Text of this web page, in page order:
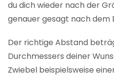
du dich wieder nach der
genauer gesagt nach dem
Der richtige Abstand
Durchmessers deiner
Zwiebel beispielsweise